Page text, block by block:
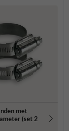
met
(set 2